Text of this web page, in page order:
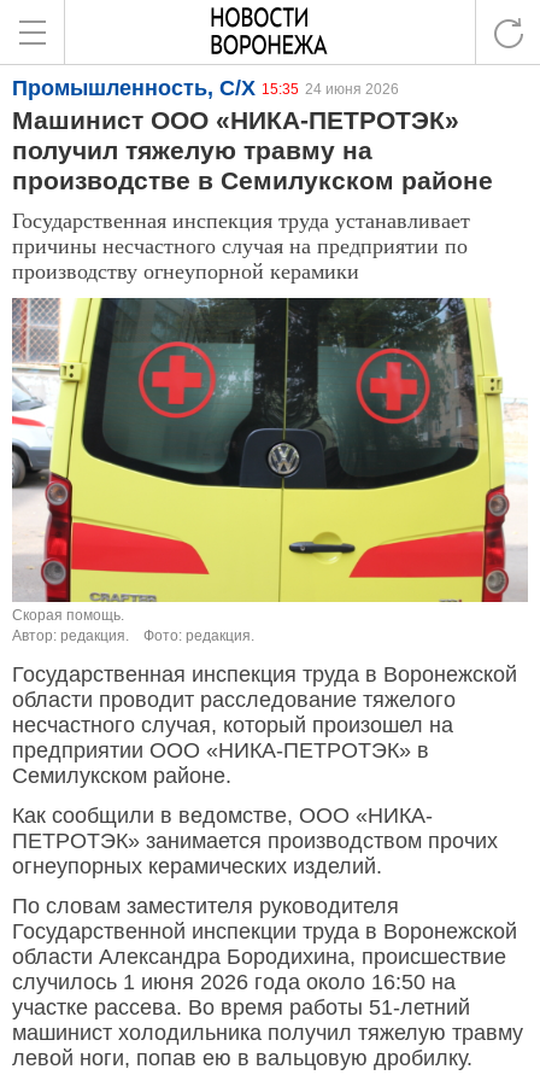
Промышленность, С/Х 15:35 24 июня 2026
Машинист ООО «НИКА-ПЕТРОТЭК»
получил тяжелую травму на
производстве в Семилукском районе
Государственная инспекция труда устанавливает
причины несчастного случая на предприятии по
производству огнеупорной керамики
Скорая помощь.
Автор: редакция.
Фото: редакция.
Государственная инспекция труда в Воронежской
области проводит расследование тяжелого
несчастного случая, который произошел на
предприятии ООО «НИКА-ПЕТРОТЭК» в
Семилукском районе.
Как сообщили в ведомстве, ООО «НИКА-
ПЕТРОТЭК» занимается производством прочих
огнеупорных керамических изделий.
По словам заместителя руководителя
Государственной инспекции труда в Воронежской
области Александра Бородихина, происшествие
случилось 1 июня 2026 года около 16:50 на
участке рассева. Во время работы 51-летний
машинист холодильника получил тяжелую травму
левой ноги, попав ею в вальцовую дробилку.